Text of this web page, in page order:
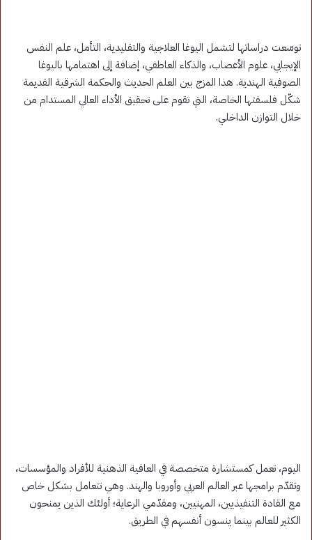
توسّعت دراساتها لتشمل اليوغا العلاجية والتقليدية، التأمل، علم النفس
الإيجابي، علوم الأعصاب، والذكاء العاطفي، إضافة إلى اهتمامها باليوغا
الصوفية الهندية. هذا المزج بين العلم الحديث والحكمة الشرقية القديمة
شكّل فلسفتها الخاصة، التي تقوم على تحقيق الأداء العالي المستدام من
خلال التوازن الداخلي.
اليوم، تعمل كمستشارة متخصصة في العافية الذهنية للأفراد والمؤسسات،
وتقدّم برامجها عبر العالم العربي وأوروبا والهند. وهي تتعامل بشكل خاص
مع القادة التنفيذيين، المهنيين، ومقدّمي الرعاية؛ أولئك الذين يمنحون
الكثير للعالم بينما ينسون أنفسهم في الطريق.